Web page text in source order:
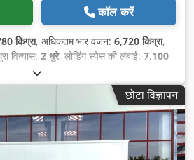
कॉल करें
किग्रा, अधिकतम भार वजन: 6,720 किग्रा,
विन्यास: 2 धुरे, लोडिंग स्पेस की लंबाई: 7,100
2,480 मिमी
हवा, टायर का आकार:245/70 R 17,5,
, सामने के टायर का आकार:
का आकार:245/70 R 17,5, चालक केबिन:
, उपकरण:एबीएस, टेल लिफ्ट, संपीड़ित वायु ब्रेक
छोटा विज्ञापन